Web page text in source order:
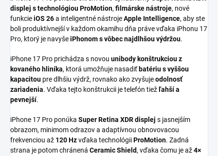
displej s technológiou ProMotion, filmárske nástroje, nové
funkcieiOS 26a inteligentné nástrojeApple Intelligence, aby ste
boli produktívnejší v každom okamihu dňa práve vďaka iPhonu 17
Pro, ktorý je navyšeiPhonom s vôbec najdlhšou výdržou.
iPhone 17 Pro prichádza s novou unibody konštrukciou z
kovaného hliníka, ktorá umožňuje nasadiť batériu s vyššou
kapacitou pre dlhšiu výdrž, rovnako ako zvyšujeodolnosť
zariadenia. Vďaka tejto konštrukcii je telefón tiež ľahší a
pevnejší.
iPhone 17 Pro ponúka Super Retina XDR displej s jasnejším
obrazom, minimom odrazov a adaptívnou obnovovacou
frekvenciou až 120 Hzvďaka technológiiProMotion. Zadná
strana je potom chránená Ceramic Shield, vďaka čomu je až4×